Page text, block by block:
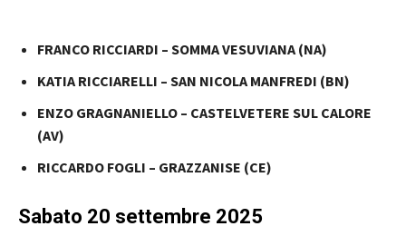
FRANCO RICCIARDI – SOMMA VESUVIANA (NA)
KATIA RICCIARELLI – SAN NICOLA MANFREDI (BN)
ENZO GRAGNANIELLO – CASTELVETERE SUL CALORE
(AV)
RICCARDO FOGLI – GRAZZANISE (CE)
Sabato 20 settembre 2025